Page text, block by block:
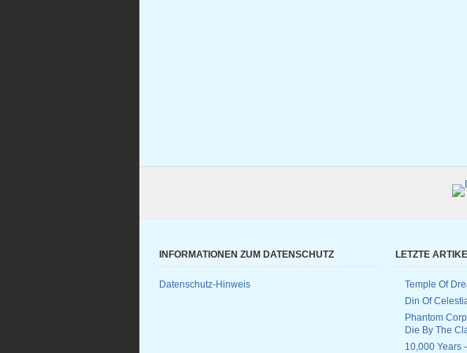
INFORMATIONEN ZUM DATENSCHUTZ
Datenschutz-Hinweis
LETZTE
Temple Of
Din Of
Phantom
Die By The
10,000 Years